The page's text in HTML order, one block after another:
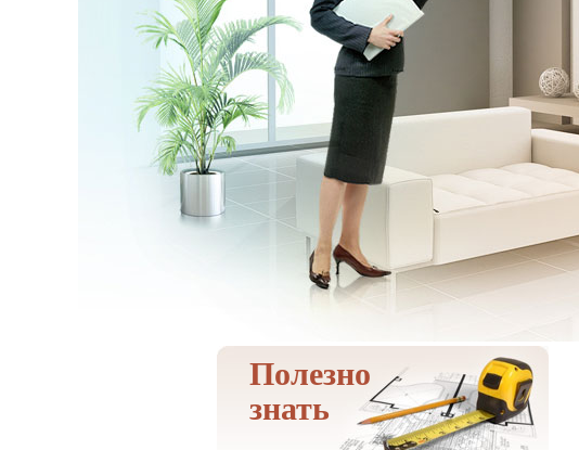
Полезно
знать